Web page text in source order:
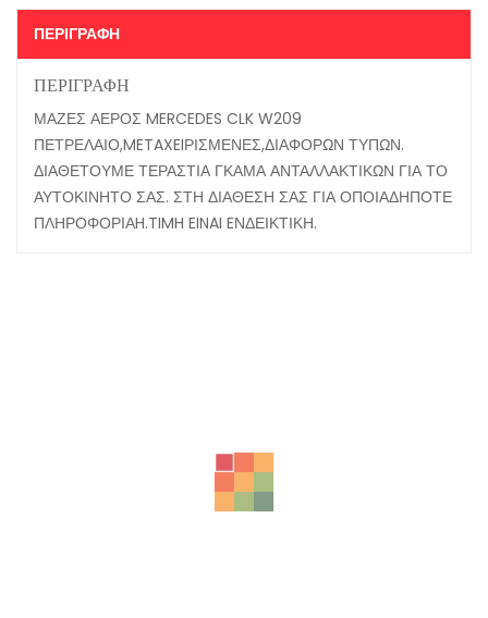
ΠΕΡΙΓΡΑΦΉ
ΠΕΡΙΓΡΑΦΉ
ΜΑΖΕΣ ΑΕΡΟΣ MERCEDES CLK W209
ΠΕΤΡΕΛΑΙΟ,METAXEIΡΙΣΜΕΝΕΣ,ΔΙΑΦΟΡΩΝ ΤΥΠΩΝ.
ΔΙΑΘΕΤΟΥΜΕ ΤΕΡΑΣΤΙΑ ΓΚΑΜΑ ΑΝΤΑΛΛΑΚΤΙΚΩΝ ΓΙΑ ΤΟ
ΑΥΤΟΚΙΝΗΤΟ ΣΑΣ. ΣΤΗ ΔΙΑΘΕΣΗ ΣΑΣ ΓΙΑ ΟΠΟΙΑΔΗΠΟΤΕ
ΠΛΗΡΟΦΟΡΙΑH.TIMH EINAI EΝΔΕΙΚΤΙΚΗ.
ΔΥΝΑΜΟ A CLASS W169 ΒΕΝΖΙΝΗ